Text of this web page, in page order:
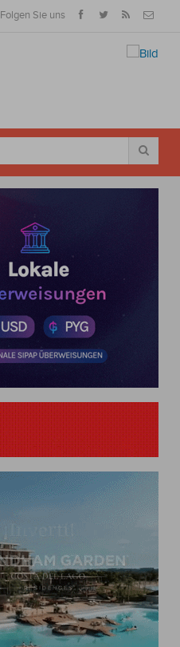
Folgen Sie uns